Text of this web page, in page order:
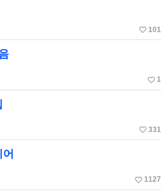
favorite_border 101
favorite_border 1
favorite_border 331
favorite_border 1127